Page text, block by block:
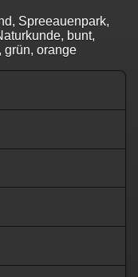
Spreeauenpark,
bunt,
grün, orange